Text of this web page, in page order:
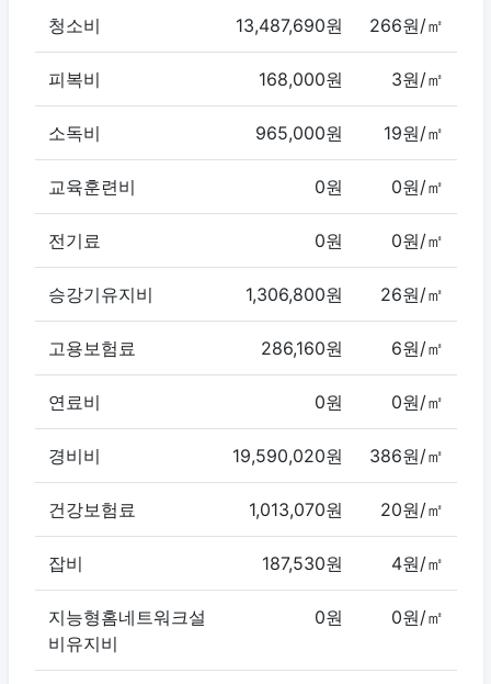
청소비 13,487,690원 266원/㎡
피복비 168,000원 3원/㎡
소독비 965,000원 19원/㎡
교육훈련비 0원 0원/㎡
전기료 0원 0원/㎡
승강기유지비 1,306,800원 26원/㎡
고용보험료 286,160원 6원/㎡
연료비 0원 0원/㎡
경비비 19,590,020원 386원/㎡
건강보험료 1,013,070원 20원/㎡
잡비 187,530원 4원/㎡
지능형홈네트워크설
비유지비
0원 0원/㎡